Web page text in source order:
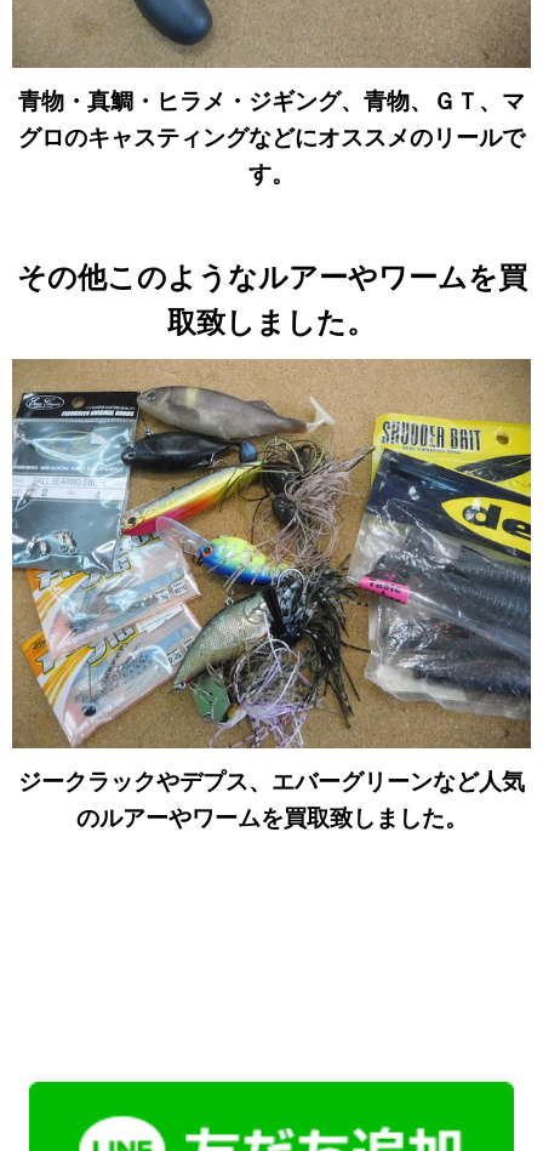
青物・真鯛・ヒラメ・ジギング、青物、ＧＴ、マ
グロのキャスティングなどにオススメのリールで
す。
その他このようなルアーやワームを買
取致しました。
ジークラックやデプス、エバーグリーンなど人気
のルアーやワームを買取致しました。